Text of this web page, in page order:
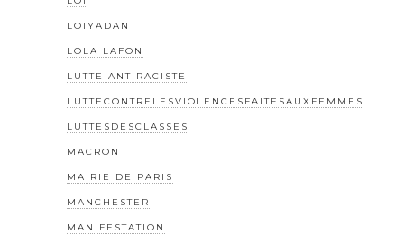
LOIYADAN
LOLA LAFON
LUTTE ANTIRACISTE
LUTTECONTRELESVIOLENCESFAITESAUXFEMMES
LUTTESDESCLASSES
MACRON
MAIRIE DE PARIS
MANCHESTER
MANIFESTATION